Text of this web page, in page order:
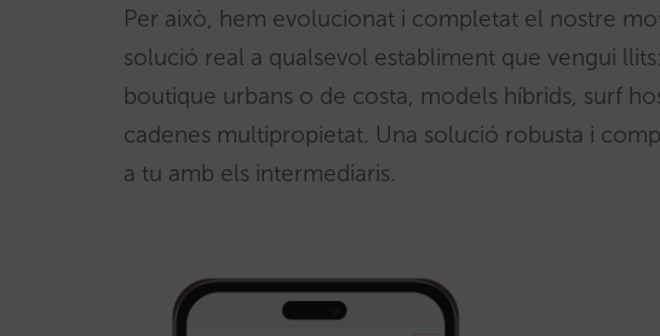
Per això, hem evolucionat i completat el nostre
solució real a qualsevol establiment que vengui
boutique urbans o de costa, models híbrids, surf
cadenes multipropietat. Una solució robusta i
a tu amb els intermediaris.